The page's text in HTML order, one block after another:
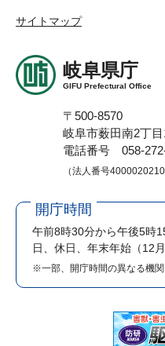
サイトマップ
岐阜県庁
GIFU Prefectural Office
〒500-8570
岐阜市薮田南2丁
電話番号 058-272-
（法人番号
開庁時間
午前8時30分から午後5時
日、休日、年末年始（12
※一部、開庁時間の異なる機関